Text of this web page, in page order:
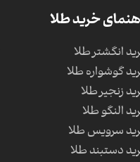
خرید طلا
انگشتر طلا
گوشواره طلا
زنجیر طلا
النگو طلا
سرویس طلا
دستبند طلا